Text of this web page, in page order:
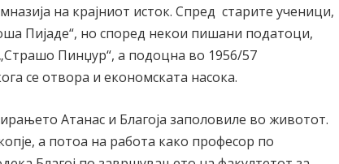
на крајниот исток. Спред старите ученици,
Пијаде“, но според некои пишани податоци,
Пинџур“, а подоцна во 1956/57
се отвора и економската насока.
Атанас и Благоја заполовиле во животот.
а потоа на работа како професор по